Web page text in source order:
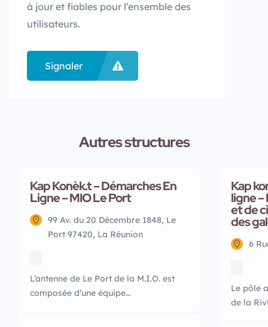
à jour et fiables pour l’ensemble des
utilisateurs.
Signaler
Autres structures
Kap Konèk.t – Démarches En
Ligne – MIO Le Port
99 Av. du 20 Décembre 1848, Le
Port 97420, La Réunion
L’antenne de Le Port de la M.I.O. est
composée d’une équipe
Kap
ligne
et de
des
6
Le pôle
de la